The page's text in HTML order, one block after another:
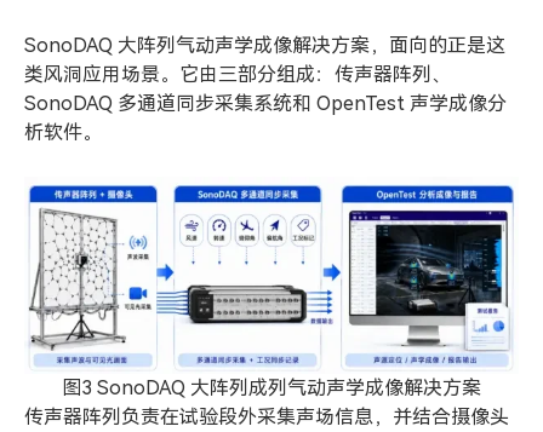
SonoDAQ 大阵列气动声学成像解决方案，面向的正是这
类风洞应用场景。它由三部分组成：传声器阵列、
SonoDAQ 多通道同步采集系统和 OpenTest 声学成像分
析软件。
图3 SonoDAQ 大阵列成列气动声学成像解决方案
传声器阵列负责在试验段外采集声场信息，并结合摄像头